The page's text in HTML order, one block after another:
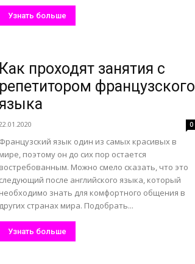
Узнать больше
Как проходят занятия с
репетитором французского
0
Французский язык один из самых красивых в
мире, поэтому он до сих пор остается
востребованным. Можно смело сказать, что это
следующий после английского языка, который
необходимо знать для комфортного общения в
других странах мира. Подобрать...
Узнать больше